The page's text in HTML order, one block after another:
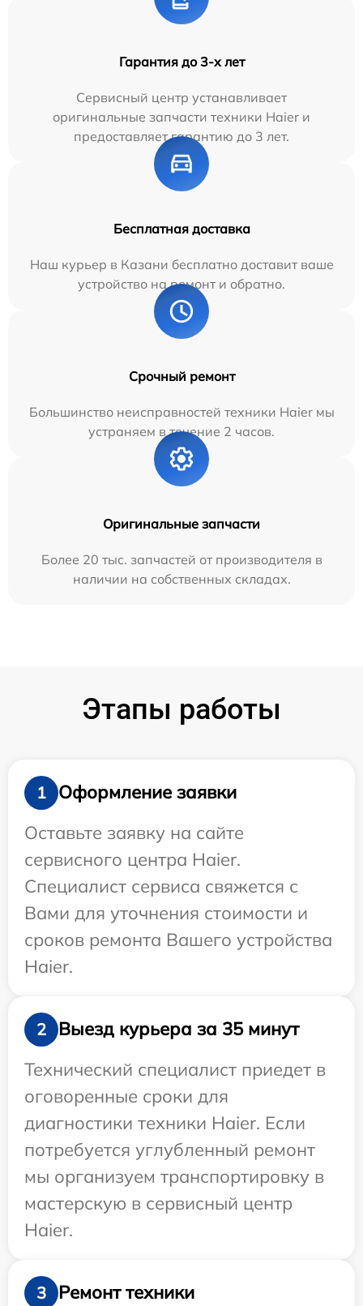
Гарантия до 3-х лет
Сервисный центр устанавливает
оригинальные запчасти техники Haier и
предоставляет гарантию до 3 лет.
Бесплатная доставка
Наш курьер в Казани бесплатно доставит ваше
устройство на ремонт и обратно.
Срочный ремонт
Большинство неисправностей техники Haier мы
устраняем в течение 2 часов.
Оригинальные запчасти
Более 20 тыс. запчастей от производителя в
наличии на собственных складах.
Этапы работы
1
Оформление заявки
Оставьте заявку на сайте
сервисного центра Haier.
Специалист сервиса свяжется с
Вами для уточнения стоимости и
сроков ремонта Вашего устройства
Haier.
2
Выезд курьера за 35 минут
Технический специалист приедет в
оговоренные сроки для
диагностики техники Haier. Если
потребуется углубленный ремонт
мы организуем транспортировку в
мастерскую в сервисный центр
Haier.
3 Ремонт техники